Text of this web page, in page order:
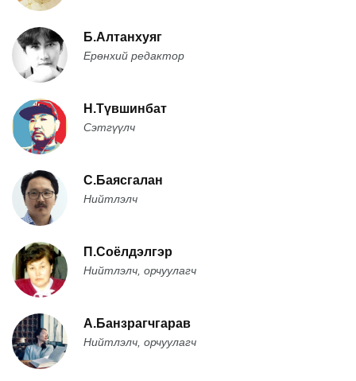
Б.Алтанхуяг
Ерөнхий редактор
Н.Түвшинбат
Сэтгүүлч
С.Баясгалан
Нийтлэлч
П.Соёлдэлгэр
Нийтлэлч, орчуулагч
А.Банзрагчгарав
Нийтлэлч, орчуулагч